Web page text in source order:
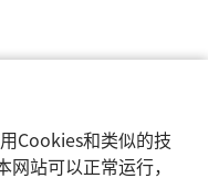
Cookies和类似的技
站可以正常运行，